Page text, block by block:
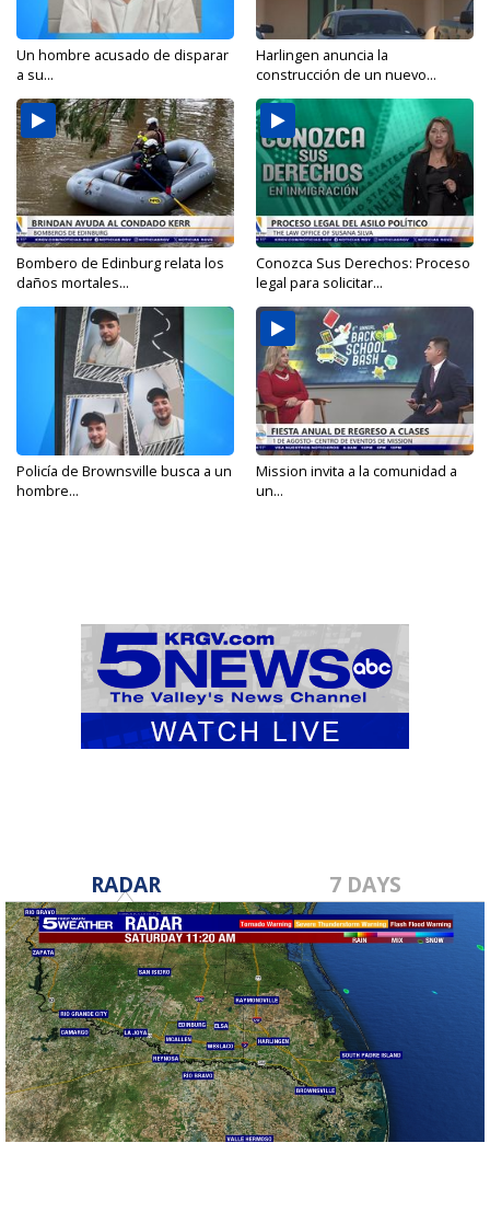
Un hombre acusado de disparar
a su...
Harlingen anuncia la
construcción de un nuevo...
Bombero de Edinburg relata los
daños mortales...
Conozca Sus Derechos: Proceso
legal para solicitar...
Policía de Brownsville busca a un
hombre...
Mission invita a la comunidad a
un...
RADAR 7 DAYS